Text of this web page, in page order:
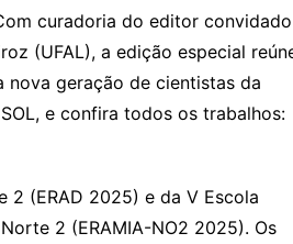
curadoria do editor convidado
(UFAL), a edição especial
geração de cientistas da
e confira todos os trabalhos:
2 (ERAD 2025) e da V Escola
2 (ERAMIA-NO2 2025). Os